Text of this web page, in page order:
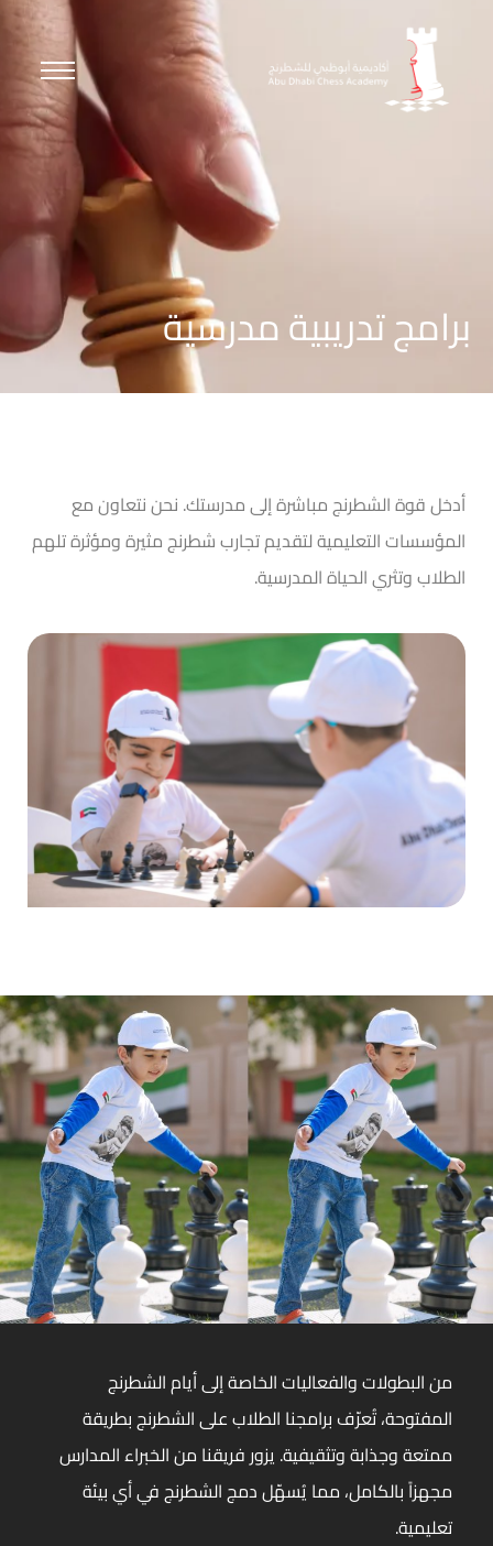
برامج تدريبية مدرسية
أدخل قوة الشطرنج مباشرة إلى مدرستك. نحن نتعاون مع
المؤسسات التعليمية لتقديم تجارب شطرنج مثيرة ومؤثرة تلهم
الطلاب وتثري الحياة المدرسية.
من البطولات والفعاليات الخاصة إلى أيام الشطرنج
المفتوحة، تُعرّف برامجنا الطلاب على الشطرنج بطريقة
ممتعة وجذابة وتثقيفية. يزور فريقنا من الخبراء المدارس
مجهزاً بالكامل، مما يُسهّل دمج الشطرنج في أي بيئة
تعليمية.